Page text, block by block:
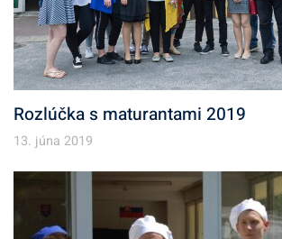
Rozlúčka s maturantami 2019
13. júna 2019